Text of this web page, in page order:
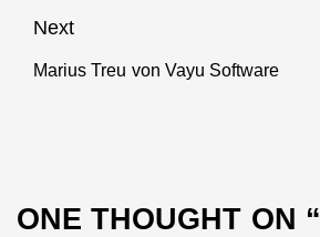
Next
Next
Marius Treu von Vayu Software
ONE THOUGHT ON “